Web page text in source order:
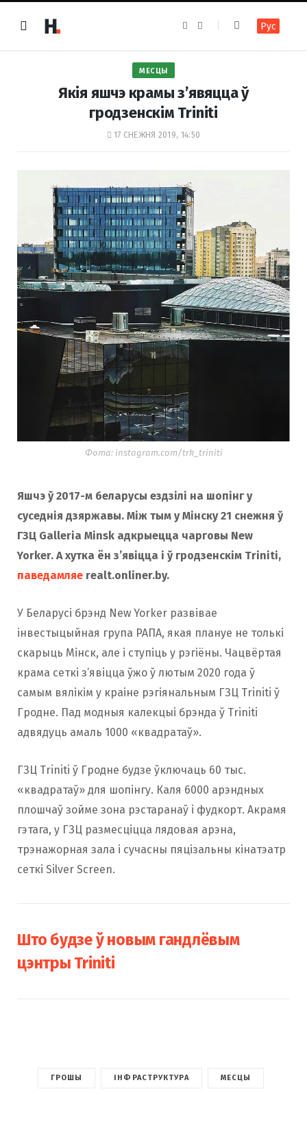
e
k
t
a
m
Рус
МЕСЦЫ
Якія яшчэ крамы з’явяцца ў
гродзенскім Triniti
17 СНЕЖНЯ 2019, 14:50
Фота: instagram.com/trk_triniti
Яшчэ ў 2017-м беларусы ездзілі на шопінг у
суседнія дзяржавы. Між тым у Мінску 21 снежня ў
ГЗЦ ​​Galleria Minsk адкрыецца чарговы New
Yorker. А хутка ён з’явіцца і ў гродзенскім Triniti,
паведамляе realt.onliner.by.
У Беларусі брэнд New Yorker развівае
інвестыцыйная група РАПА, якая плануе не толькі
скарыць Мінск, але і ступіць у рэгіёны. Чацвёртая
крама сеткі з’явіцца ўжо ў лютым 2020 года ў
самым вялікім у краіне рэгіянальным ГЗЦ Triniti ў
Гродне. Пад модныя калекцыі брэнда ў Triniti
адвядуць амаль 1000 «квадратаў».
ГЗЦ Triniti ў Гродне будзе ўключаць 60 тыс.
«квадратаў» для шопінгу. Каля 6000 арэндных
плошчаў зойме зона рэстаранаў і фудкорт. Акрамя
гэтага, у ГЗЦ размесціцца лядовая арэна,
трэнажорная зала і сучасны пяцізальны кінатэатр
сеткі Silver Screen.
Што будзе ў новым гандлёвым
цэнтры Triniti
ГРОШЫ ІНФРАСТРУКТУРА МЕСЦЫ